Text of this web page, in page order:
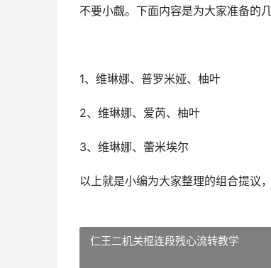
不要小觑。下面内容是为大家准备的
1、维琳娜、普罗米娅、柚叶
2、维琳娜、爱芮、柚叶
3、维琳娜、蕾米埃尔
以上就是小编为大家整理的组合提议
仁王二机关棍连段残心流转教学